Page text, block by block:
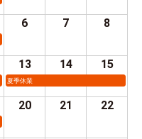
6 7 8
13
夏季休業
14 15
20 21 22